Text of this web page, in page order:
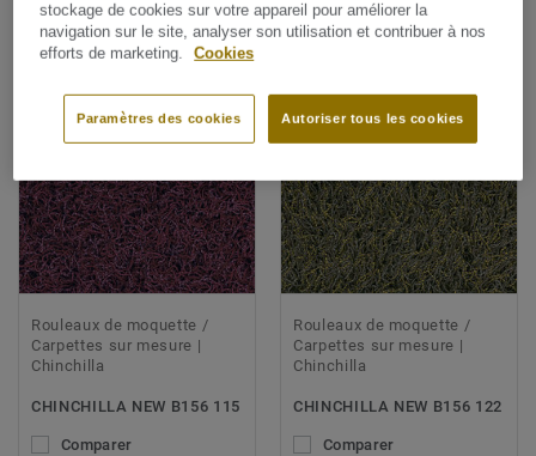
Rouleaux de moquette /
Carpettes sur mesure |
Chinchilla
CHINCHILLA NEW B156 115
Comparer
Rouleaux de moquette /
Carpettes sur mesure |
Chinchilla
CHINCHILLA NEW B156 122
Comparer
stockage de cookies sur votre appareil pour améliorer la
navigation sur le site, analyser son utilisation et contribuer à nos
efforts de marketing.
Cookies
Autoriser tous les cookies
Paramètres des cookies